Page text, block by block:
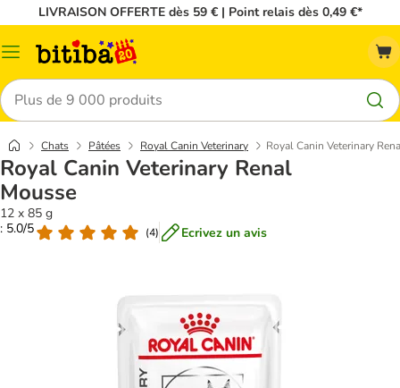
LIVRAISON OFFERTE dès 59 € | Point relais dès 0,49 €*
Menu
Rechercher
Chats Pâtées Royal Canin Veterinary Royal Canin Veterinary
Royal Canin Veterinary Renal
Mousse
12 x 85 g
: 5.0/5
(4) Ecrivez un avis